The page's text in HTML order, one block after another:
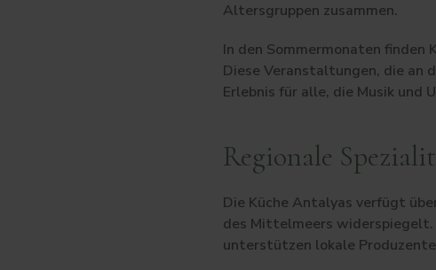
Altersgruppen zusammen.
In den Sommermonaten
Diese Veranstaltungen, die an
Erlebnis für alle, die Musik und
Regionale
Die Küche Antalyas verfügt
des Mittelmeers
unterstützen lokale